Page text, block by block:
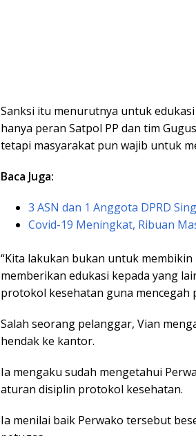
Sanksi itu menurutnya untuk
hanya peran Satpol PP dan tim
tetapi masyarakat pun wajib untuk
Baca Juga:
3 ASN dan 1 Anggota DPRD
Covid-19 Meningkat, Ribuan
“Kita lakukan bukan untuk
memberikan edukasi kepada yang
protokol kesehatan guna mencegah
Salah seorang pelanggar, Vian
hendak ke kantor.
Ia mengaku sudah mengetahui
aturan disiplin protokol kesehatan.
Ia menilai baik Perwako tersebut